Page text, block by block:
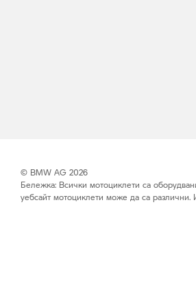
© BMW AG 2026
Бележка: Всички мотоциклети са
уебсайт мотоциклети може да са